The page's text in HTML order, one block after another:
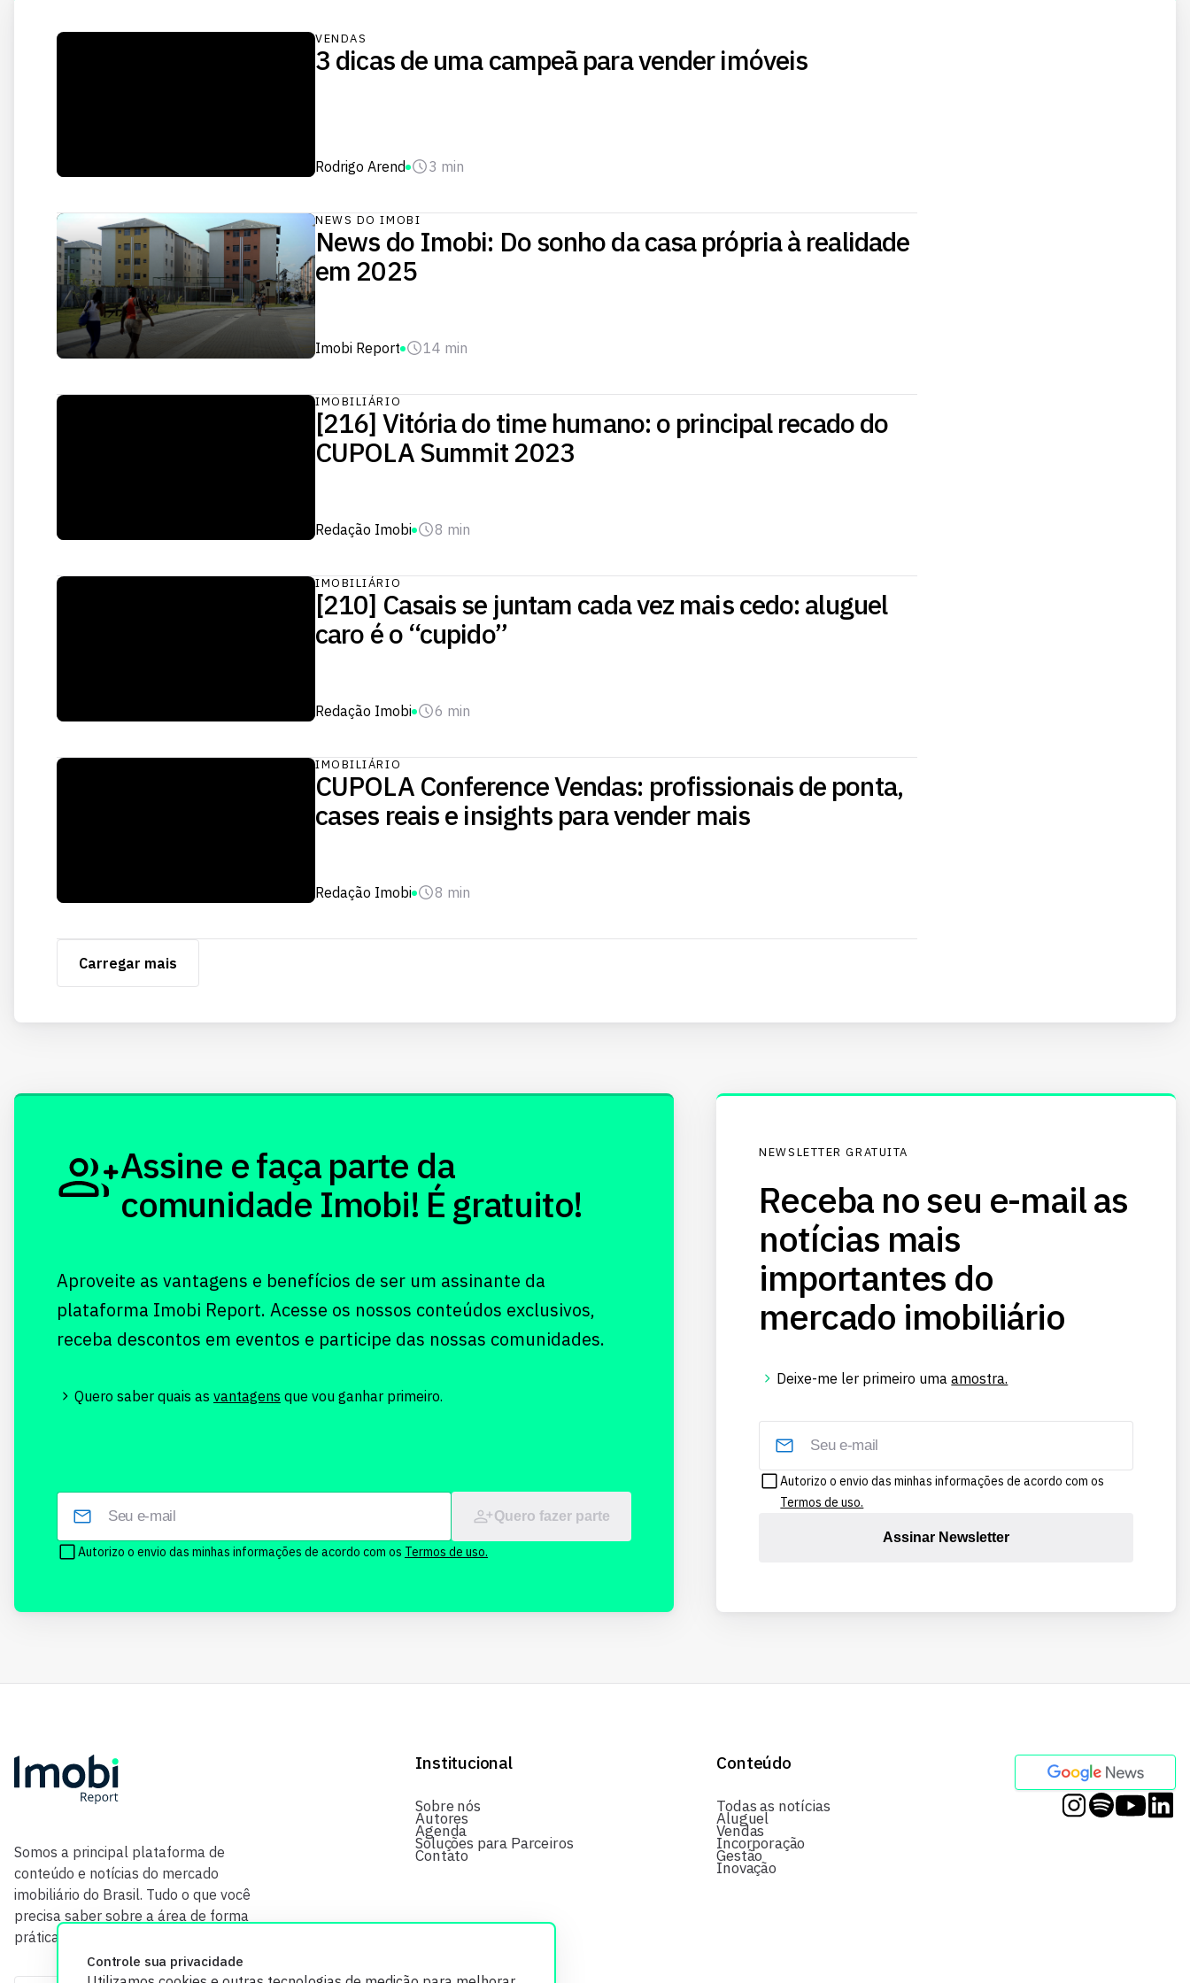
VENDAS
3 dicas de uma campeã para vender imóveis
Rodrigo Arend 3 min
NEWS DO IMOBI
News do Imobi: Do sonho da casa própria à realidade
em 2025
Imobi Report 14 min
IMOBILIÁRIO
[216] Vitória do time humano: o principal recado do
CUPOLA Summit 2023
Redação Imobi 8 min
IMOBILIÁRIO
[210] Casais se juntam cada vez mais cedo: aluguel
caro é o “cupido”
Redação Imobi 6 min
IMOBILIÁRIO
CUPOLA Conference Vendas: profissionais de ponta,
cases reais e insights para vender mais
Redação Imobi 8 min
Carregar mais
Controle sua privacidade
Assine e faça parte da
comunidade Imobi! É gratuito!
Aproveite as vantagens e benefícios de ser um assinante da
plataforma Imobi Report. Acesse os nossos conteúdos exclusivos,
receba descontos em eventos e participe das nossas comunidades.
Quero saber quais as vantagens que vou ganhar primeiro.
Quero fazer parte
Autorizo o envio das minhas informações de acordo com os Termos de uso.
NEWSLETTER GRATUITA
Receba no seu e-mail as
notícias mais
importantes do
mercado imobiliário
Deixe-me ler primeiro umaamostra.
Autorizo o envio das minhas informações de acordo com os
Termos de uso.
Assinar Newsletter
Somos a principal plataforma de
conteúdo e notícias do mercado
imobiliário do Brasil. Tudo o que você
precisa saber sobre a área de forma
prática e com credibilidade.
Institucional
Sobre nós
Autores
Agenda
Soluções para Parceiros
Contato
Conteúdo
Todas as notícias
Aluguel
Vendas
Incorporação
Gestão
Inovação